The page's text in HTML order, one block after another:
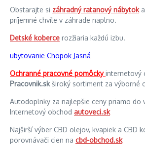
Obstarajte si záhradný ratanový nábytoka
príjemné chvíle v záhrade naplno.
Detské koberce rozžiaria každú izbu.
ubytovanie Chopok Jasná
Ochranné pracovné pomôckyinternetový
Pracovnik.skširoký sortiment za výborné
Autodoplnky za najlepšie ceny priamo do
Internetový obchod autoveci.sk
Najširší výber CBD olejov, kvapiek a CBD
porovnávači cien na cbd-obchod.sk